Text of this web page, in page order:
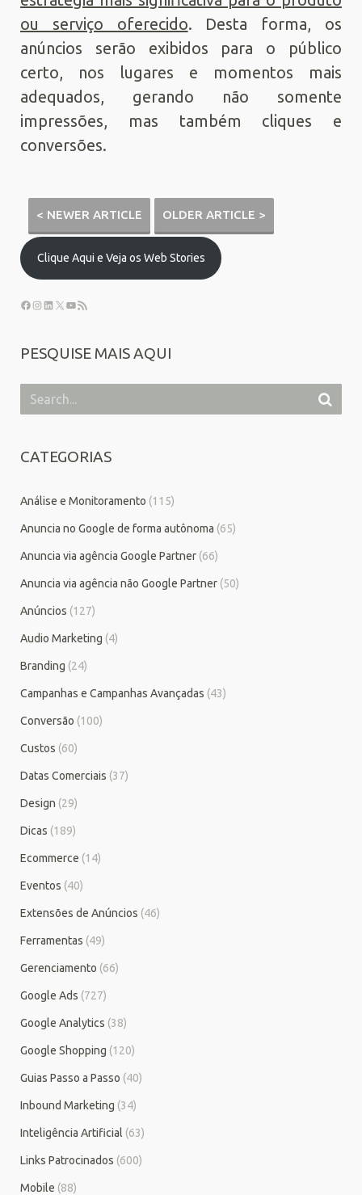
ou serviço oferecido. Desta forma, os
anúncios serão exibidos para o público
certo, nos lugares e momentos mais
adequados, gerando não somente
impressões, mas também cliques e
conversões.
< NEWER ARTICLE OLDER ARTICLE >
Clique Aqui e Veja os Web Stories
PESQUISE MAIS AQUI
CATEGORIAS
Análise e Monitoramento (115)
Anuncia no Google de forma autônoma (65)
Anuncia via agência Google Partner (66)
Anuncia via agência não Google Partner (50)
Anúncios (127)
Audio Marketing (4)
Branding (24)
Campanhas e Campanhas Avançadas (43)
Conversão (100)
Custos (60)
Datas Comerciais (37)
Design (29)
Dicas (189)
Ecommerce (14)
Eventos (40)
Extensões de Anúncios (46)
Ferramentas (49)
Gerenciamento (66)
Google Ads (727)
Google Analytics (38)
Google Shopping (120)
Guias Passo a Passo (40)
Inbound Marketing (34)
Inteligência Artificial (63)
Links Patrocinados (600)
Mobile (88)